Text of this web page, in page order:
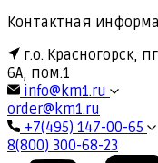
Контактная
г.о. Красногорск,
6А, пом.1
info@km1.ru
order@km1.ru
+7(495) 147-00-65
8(800) 300-68-23